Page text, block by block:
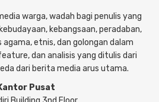
warga, wadah bagi penulis yang
kebangsaan, peradaban,
etnis, dan golongan dalam
dan analisis yang ditulis dari
dari berita media arus utama.
Pusat